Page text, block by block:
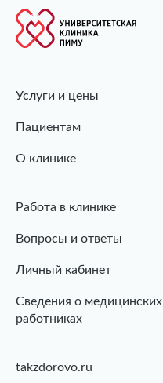
Услуги и цены
Пациентам
О клинике
Работа в клинике
Вопросы и ответы
Личный кабинет
Сведения о медицинских
работниках
takzdorovo.ru